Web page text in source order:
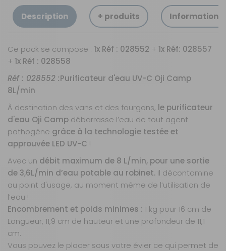
Description + produits Informations
Ce pack se compose : 1x Réf : 028552 + 1x Réf: 028557
+ 1x Réf : 028558
Réf : 028552 :Purificateur d'eau UV-C Oji Camp
8L/min
À destination des vans et des fourgons, le purificateur
d'eau Oji Camp débarrasse l’eau de tout agent
pathogène grâce à la technologie testée et
approuvée LED UV-C !
Avec un débit maximum de 8 L/min, pour une sortie
de 3,6L/min d’eau potable au robinet. Il décontamine
au point d'usage, au moment même de l’utilisation de
l’eau !
Encombrement et poids minimes : 1 kg pour 16 cm de
Longueur, 11,9 cm de hauteur et une profondeur de 11,1
cm.
Vous pouvez le placer sous votre évier ce qui permet de